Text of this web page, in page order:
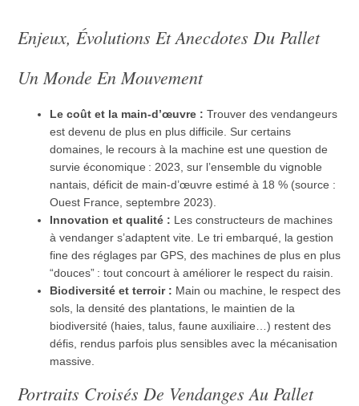
Enjeux, Évolutions Et Anecdotes Du Pallet
Un Monde En Mouvement
Le coût et la main-d’œuvre : Trouver des vendangeurs
est devenu de plus en plus difficile. Sur certains
domaines, le recours à la machine est une question de
survie économique : 2023, sur l’ensemble du vignoble
nantais, déficit de main-d’œuvre estimé à 18 % (source :
Ouest France, septembre 2023).
Innovation et qualité : Les constructeurs de machines
à vendanger s’adaptent vite. Le tri embarqué, la gestion
fine des réglages par GPS, des machines de plus en plus
“douces” : tout concourt à améliorer le respect du raisin.
Biodiversité et terroir : Main ou machine, le respect des
sols, la densité des plantations, le maintien de la
biodiversité (haies, talus, faune auxiliaire…) restent des
défis, rendus parfois plus sensibles avec la mécanisation
massive.
Portraits Croisés De Vendanges Au Pallet